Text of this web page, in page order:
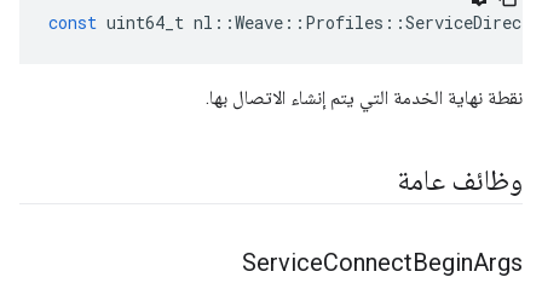
const uint64_t nl ::Weave :: Profiles ::
نقطة نهاية الخدمة التي يتم إنشاء الاتصال بها.
وظائف عامة
ServiceConnectBeginArgs